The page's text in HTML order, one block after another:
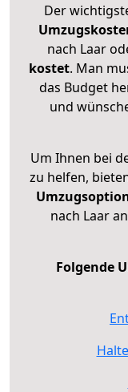
Der
nach Laar
kostet. Man
das Budget
und
Um Ihnen bei
zu helfen,
nach Laar
Folgende